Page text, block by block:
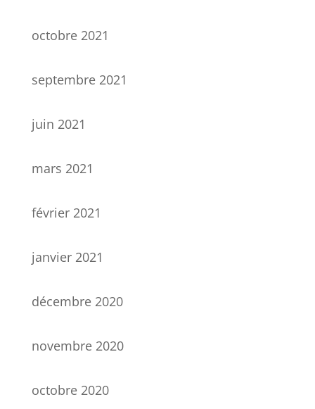
octobre 2021
septembre 2021
juin 2021
mars 2021
février 2021
janvier 2021
décembre 2020
novembre 2020
octobre 2020